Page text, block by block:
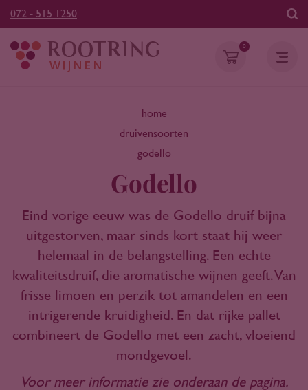
072 - 515 1250
0
home
druivensoorten
godello
Godello
Eind vorige eeuw was de Godello druif bijna
uitgestorven, maar sinds kort staat hij weer
helemaal in de belangstelling. Een echte
kwaliteitsdruif, die aromatische wijnen geeft. Van
frisse limoen en perzik tot amandelen en een
intrigerende kruidigheid. En dat rijke pallet
combineert de Godello met een zacht, vloeiend
mondgevoel.
Voor meer informatie zie onderaan de pagina.